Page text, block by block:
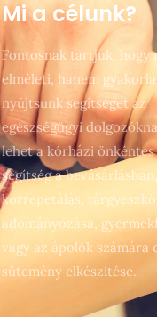
Mi a célunk?
Fontosnak tartjuk, hogy
elméleti, hanem
nyújtsunk segítséget az
egészségügyi
lehet a kórházi önkéntes
segítség a
korrepetálás,
adományozása,
vagy az ápolók számára
sütemény elkészítése.